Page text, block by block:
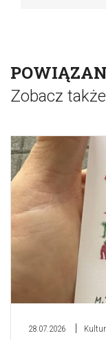
Zobacz
28.07.2026